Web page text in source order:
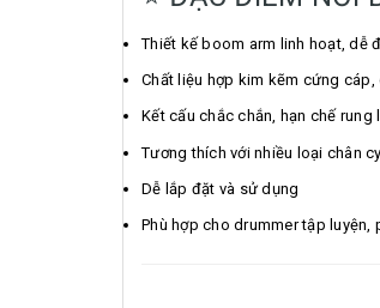
Thiết kế boom arm linh hoạt, dễ
Chất liệu hợp kim kẽm cứng
Kết cấu chắc chắn, hạn chế rung
Tương thích với nhiều loại chân
Dễ lắp đặt và sử dụng
Phù hợp cho drummer tập luyện,